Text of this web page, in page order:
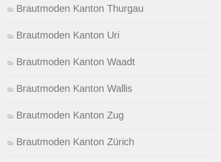
Brautmoden Kanton Thurgau
Brautmoden Kanton Uri
Brautmoden Kanton Waadt
Brautmoden Kanton Wallis
Brautmoden Kanton Zug
Brautmoden Kanton Zürich